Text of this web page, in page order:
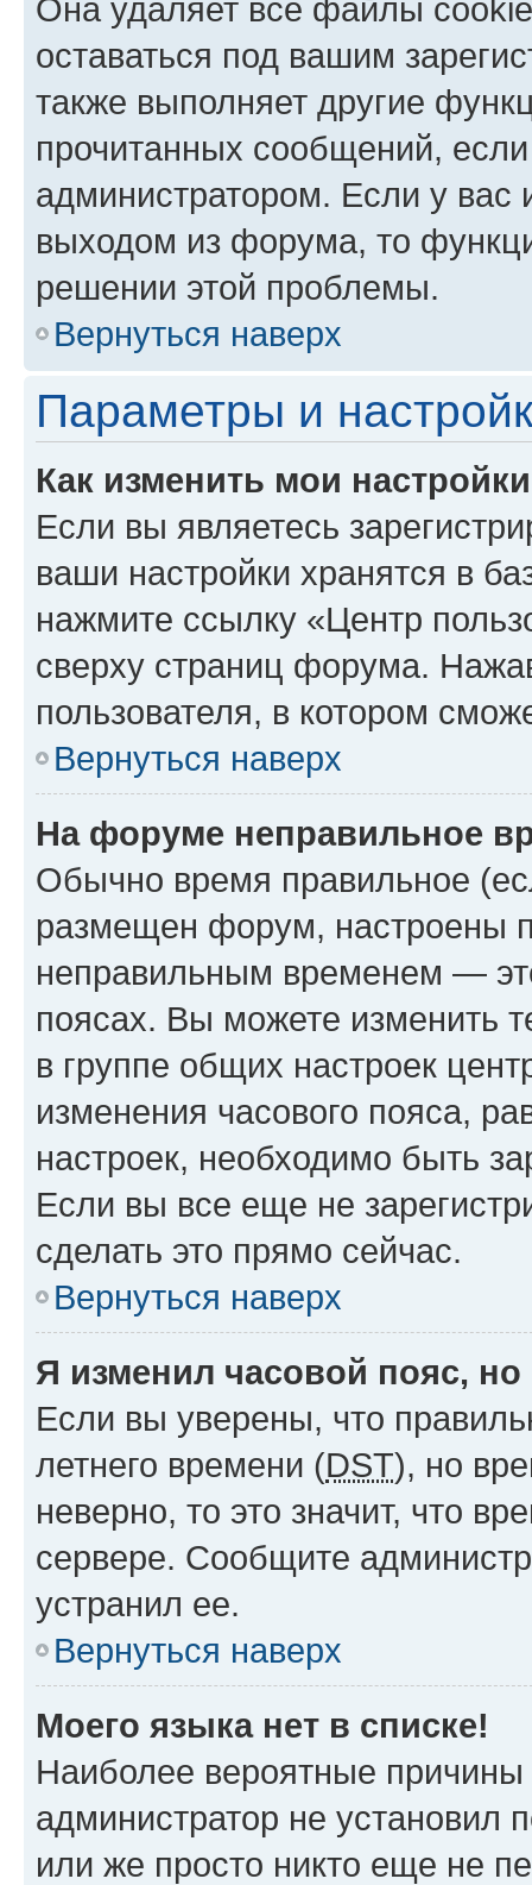
Она удаляет все файлы
оставаться под вашим
также выполняет другие
прочитанных сообщений,
администратором. Если у
выходом из форума, то
решении этой проблемы.
Вернуться наверх
Параметры и
Как изменить мои
Если вы являетесь
ваши настройки хранятся в
нажмите ссылку «Центр
сверху страниц форума.
пользователя, в котором
Вернуться наверх
На форуме неправильное
Обычно время правильное
размещен форум, настроены
неправильным временем —
поясах. Вы можете изменить
в группе общих настроек
изменения часового пояса,
настроек, необходимо быть
Если вы все еще не
сделать это прямо сейчас.
Вернуться наверх
Я изменил часовой пояс,
Если вы уверены, что
летнего времени (DST), но
неверно, то это значит, что
сервере. Сообщите
устранил ее.
Вернуться наверх
Моего языка нет в списке!
Наиболее вероятные причины
администратор не установил
или же просто никто еще не